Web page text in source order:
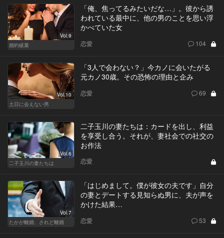
Vol.9
婚約破棄
「俺、焦ってるみたいだな…」。彼から誘
われている最中に、他の男のことを思い浮
かべていた女
恋愛 104
Vol.10
土日に会えない男
「3人で会わない？」今カノに会いたがる
元カノ30歳。その恐怖の理由と企み
恋愛 69
Vol.6
二子玉川の妻たちは
二子玉川の妻たちは：カードを出し、利益
を享受し合う。それが、妻社会での社交の
お作法
恋愛
Vol.7
たかが離婚、されど離婚
「はじめまして。僕が彼女の夫です」自分
の妻とデートする見知らぬ男に、夫が声を
かけた結果…
恋愛 53